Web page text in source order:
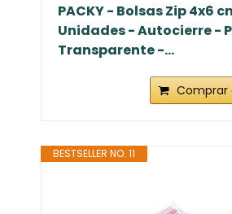
PACKY - Bolsas Zip 4x6
Unidades - Autocierre -
Transparente -...
Comprar
BESTSELLER NO. 11